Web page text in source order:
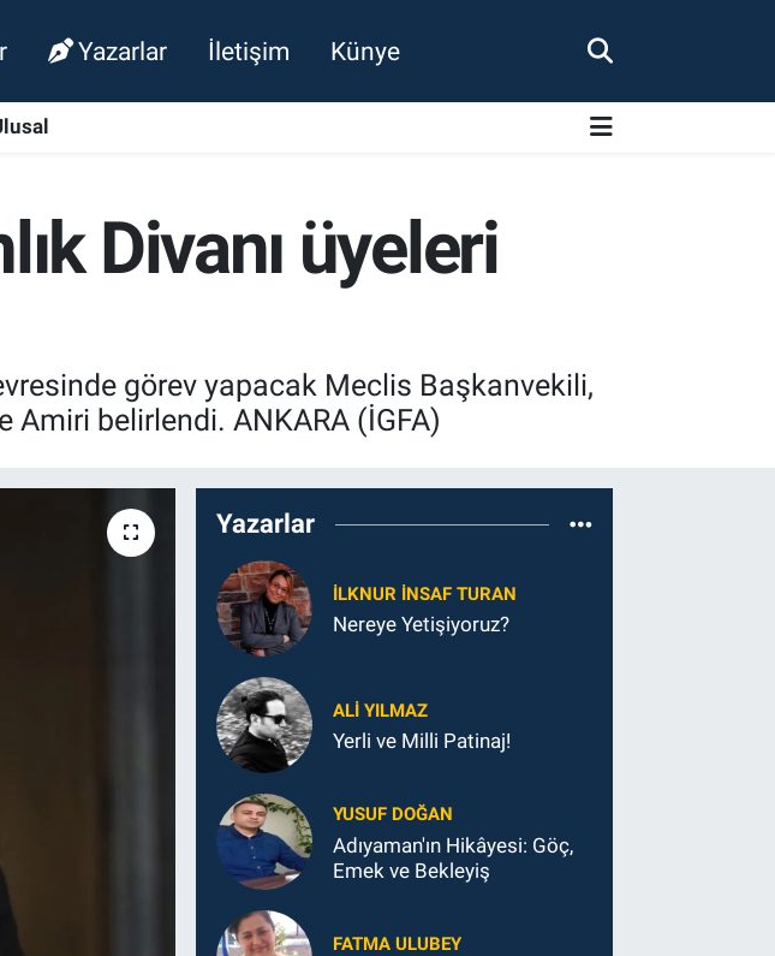
Yazarlar İletişim Künye
Divanı üyeleri
görev yapacak Meclis Başkanvekili,
Amiri belirlendi. ANKARA (İGFA)
Yazarlar
İLKNUR İNSAF TURAN
Nereye Yetişiyoruz?
ALI YILMAZ
Yerli ve Milli Patinaj!
YUSUF DOĞAN
Adıyaman'ın Hikâyesi: Göç,
Emek ve Bekleyiş
FATMA ULUBEY